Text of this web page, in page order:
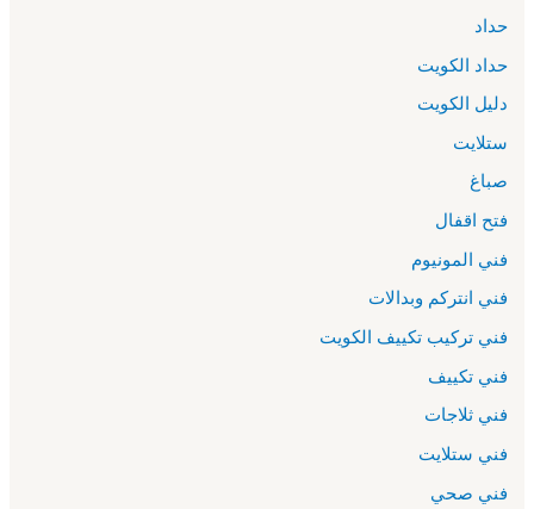
حداد
حداد الكويت
دليل الكويت
ستلايت
صباغ
فتح اقفال
فني المونيوم
فني انتركم وبدالات
فني تركيب تكييف الكويت
فني تكييف
فني ثلاجات
فني ستلايت
فني صحي